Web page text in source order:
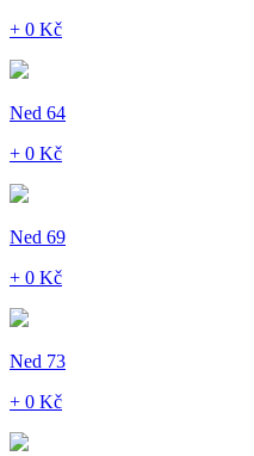
+ 0 Kč
Ned 64
+ 0 Kč
Ned 69
+ 0 Kč
Ned 73
+ 0 Kč